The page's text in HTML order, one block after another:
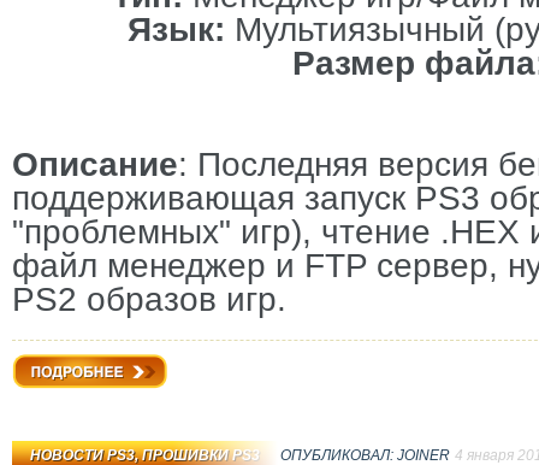
Язык: Мультиязычный
Размер
Описание: Последняя версия
поддерживающая запуск PS3
"проблемных" игр), чтение
файл менеджер и FTP сервер,
PS2 образов игр.
НОВОСТИ PS3,ПРОШИВКИ PS3 ОПУБЛИКОВАЛ: JOINER 4 января